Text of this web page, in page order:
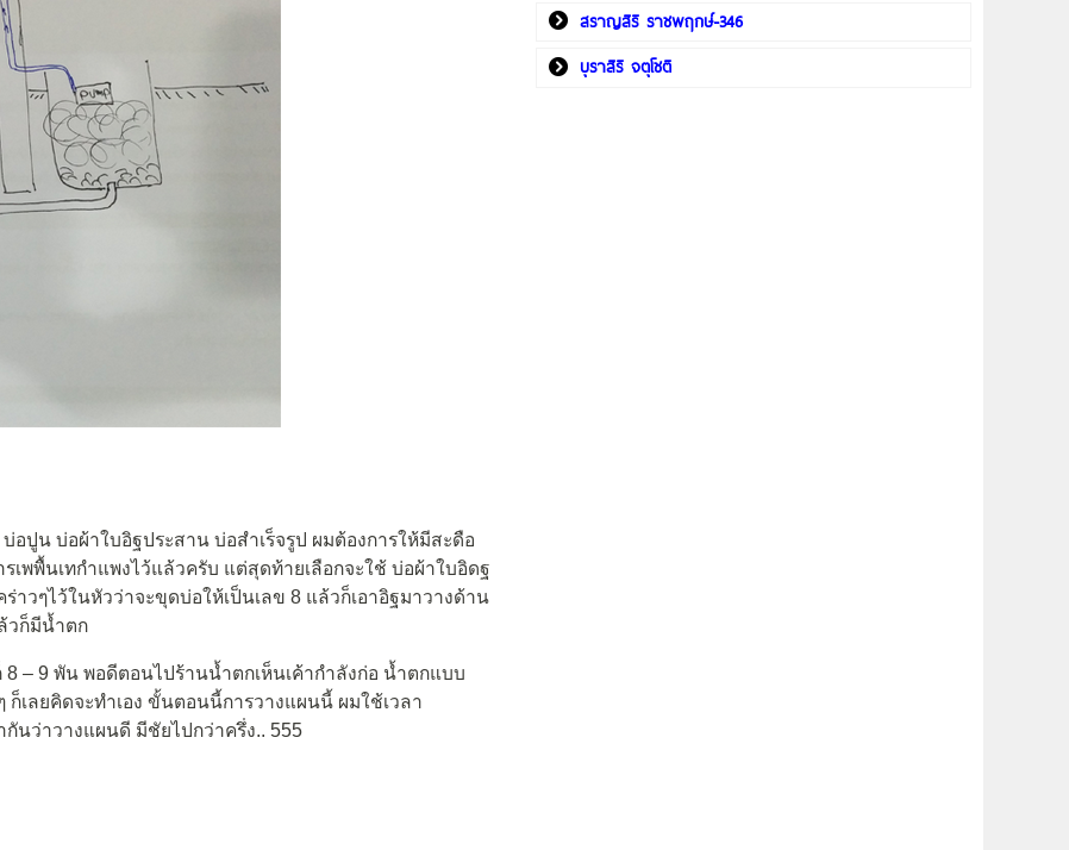
ปูน บ่อผ้าใบอิฐประสาน บ่อสำเร็จรูป ผมต้องการให้มีสะดือ
เพพื้นเทกำแพงไว้แล้วครับ แต่สุดท้ายเลือกจะใช้ บ่อผ้าใบอิดฐ
าวๆไว้ในหัวว่าจะขุดบ่อให้เป็นเลข 8 แล้วก็เอาอิฐมาวางด้าน
วก็มีน้ำตก
– 9 พัน พอดีตอนไปร้านน้ำตกเห็นเค้ากำลังก่อ น้ำตกแบบ
ก็เลยคิดจะทำเอง ขั้นตอนนี้การวางแผนนี้ ผมใช้เวลา
นว่าวางแผนดี มีชัยไปกว่าครึ่ง.. 555
สราญสิริ ราชพฤกษ์-346
บุราสิริ จตุโชติ